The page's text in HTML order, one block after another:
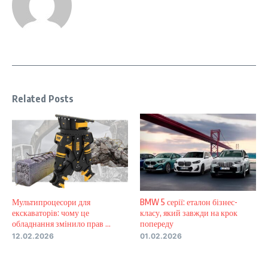
Related Posts
Мультипроцесори для
екскаваторів: чому це
обладнання змінило прав ...
12.02.2026
BMW 5 серії: еталон бізнес-
класу, який завжди на крок
попереду
01.02.2026